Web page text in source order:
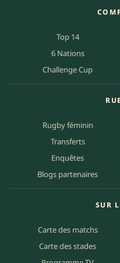
Top 14
6 Nations
Challenge Cup
Rugby féminin
Transferts
Enquêtes
Blogs partenaires
SUR
Carte des matchs
Carte des stades